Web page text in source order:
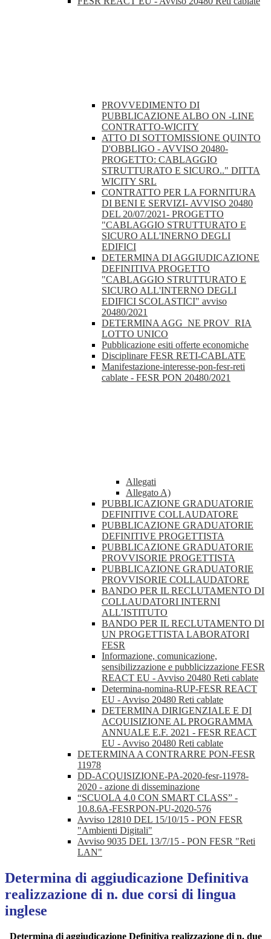
PROVVEDIMENTO DI
PUBBLICAZIONE ALBO ON -LINE
CONTRATTO-WICITY
ATTO DI SOTTOMISSIONE QUINTO
D'OBBLIGO - AVVISO 20480-
PROGETTO: CABLAGGIO
STRUTTURATO E SICURO.." DITTA
WICITY SRL
CONTRATTO PER LA FORNITURA
DI BENI E SERVIZI- AVVISO 20480
DEL 20/07/2021- PROGETTO
"CABLAGGIO STRUTTURATO E
SICURO ALL'INERNO DEGLI
EDIFICI
DETERMINA DI AGGIUDICAZIONE
DEFINITIVA PROGETTO
"CABLAGGIO STRUTTURATO E
SICURO ALL'INTERNO DEGLI
EDIFICI SCOLASTICI" avviso
20480/2021
DETERMINA AGG_NE PROV_RIA
LOTTO UNICO
Pubblicazione esiti offerte economiche
Disciplinare FESR RETI-CABLATE
Manifestazione-interesse-pon-fesr-reti
cablate - FESR PON 20480/2021
Allegati
Allegato A)
PUBBLICAZIONE GRADUATORIE
DEFINITIVE COLLAUDATORE
PUBBLICAZIONE GRADUATORIE
DEFINITIVE PROGETTISTA
PUBBLICAZIONE GRADUATORIE
PROVVISORIE PROGETTISTA
PUBBLICAZIONE GRADUATORIE
PROVVISORIE COLLAUDATORE
BANDO PER IL RECLUTAMENTO DI
COLLAUDATORI INTERNI
ALL’ISTITUTO
BANDO PER IL RECLUTAMENTO DI
UN PROGETTISTA LABORATORI
FESR
Informazione, comunicazione,
sensibilizzazione e pubblicizzazione FESR
REACT EU - Avviso 20480 Reti cablate
Determina-nomina-RUP-FESR REACT
EU - Avviso 20480 Reti cablate
DETERMINA DIRIGENZIALE E DI
ACQUISIZIONE AL PROGRAMMA
ANNUALE E.F. 2021 - FESR REACT
EU - Avviso 20480 Reti cablate
DETERMINA A CONTRARRE PON-FESR
11978
DD-ACQUISIZIONE-PA-2020-fesr-11978-
2020 - azione di disseminazione
“SCUOLA 4.0 CON SMART CLASS” -
10.8.6A-FESRPON-PU-2020-576
Avviso 12810 DEL 15/10/15 - PON FESR
"Ambienti Digitali"
Avviso 9035 DEL 13/7/15 - PON FESR "Reti
LAN"
Determina di aggiudicazione Definitiva
realizzazione di n. due corsi di lingua
inglese
Determina di aggiudicazione Definitiva realizzazione di n. due